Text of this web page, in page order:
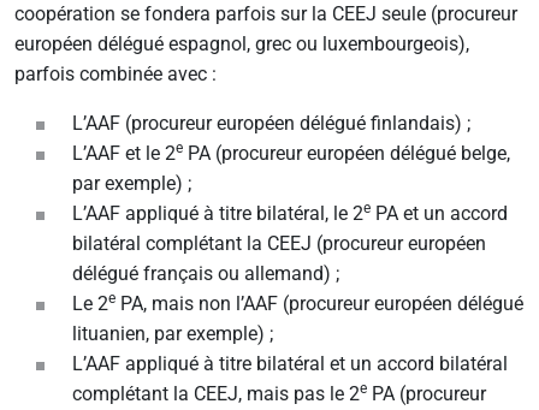
coopération se fondera parfois sur la CEEJ seule (procureur
européen délégué espagnol, grec ou luxembourgeois),
parfois combinée avec :
L’AAF (procureur européen délégué finlandais) ;
L’AAF et le 2e PA (procureur européen délégué belge,
par exemple) ;
L’AAF appliqué à titre bilatéral, le 2e PA et un accord
bilatéral complétant la CEEJ (procureur européen
délégué français ou allemand) ;
Le 2e PA, mais non l’AAF (procureur européen délégué
lituanien, par exemple) ;
L’AAF appliqué à titre bilatéral et un accord bilatéral
complétant la CEEJ, mais pas le 2e PA (procureur